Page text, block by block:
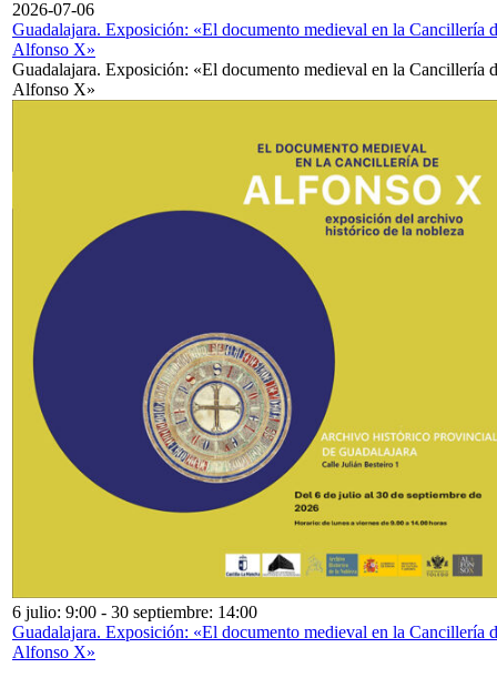
2026-07-06
Guadalajara. Exposición: «El documento medieval en la Cancillería
Alfonso X»
Guadalajara. Exposición: «El documento medieval en la Cancillería
Alfonso X»
6 julio: 9:00 - 30 septiembre: 14:00
Guadalajara. Exposición: «El documento medieval en la Cancillería
Alfonso X»